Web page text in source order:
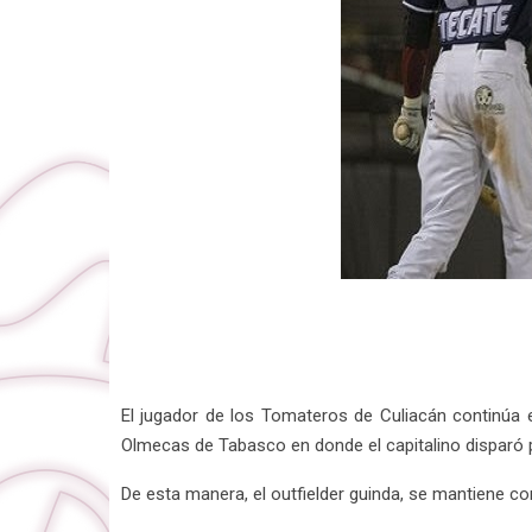
El jugador de los Tomateros de Culiacán
Olmecas de Tabasco en donde el capitalino
De esta manera, el outfielder guinda, se mantiene